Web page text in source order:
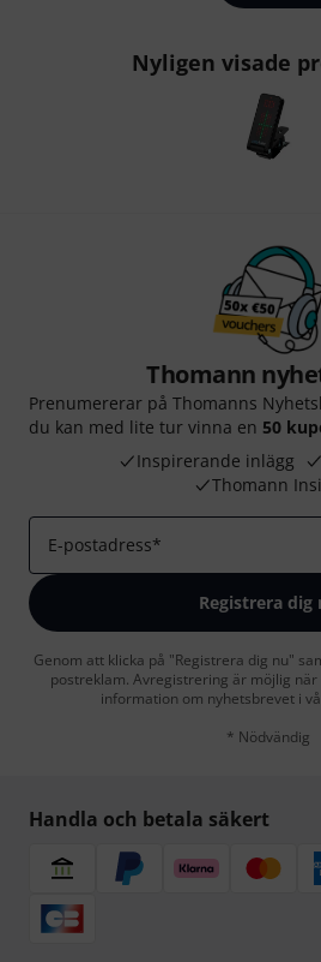
Nyligen visade
Thomann
Prenumererar på Thomanns
du kan med lite tur vinna en 50
Inspirerande inlägg
Thomann
E-postadress*
Registrera dig
Genom att klicka på "Registrera dig nu"
postreklam. Avregistrering är möjlig
information om nyhetsbrevet i
* Nödvändig
Handla och betala säkert